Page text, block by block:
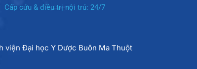
Cấp cứu & điều trị nội trú: 24/7
viện Đại học Y Dược Buôn Ma Thuột